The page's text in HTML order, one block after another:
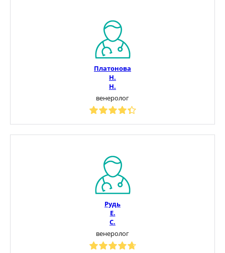
Платонова
Н.
Н.
венеролог
Рудь
Е.
С.
венеролог